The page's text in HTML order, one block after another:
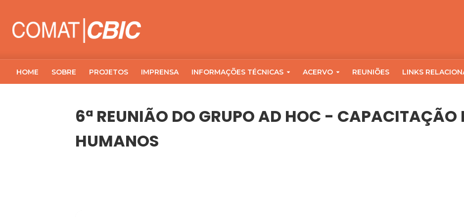
HOME SOBRE PROJETOS IMPRENSA INFORMAÇÕES TÉCNICAS ACERVO REUNIÕES LINKS
6ª REUNIÃO DO GRUPO AD HOC - CAPACITAÇÃO
HUMANOS